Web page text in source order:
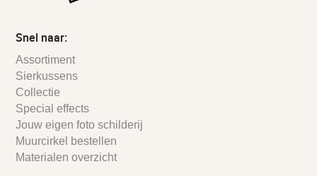
Snel naar:
Assortiment
Sierkussens
Collectie
Special effects
Jouw eigen foto schilderij
Muurcirkel bestellen
Materialen overzicht